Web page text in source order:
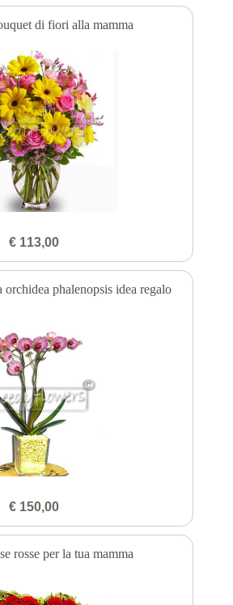
di fiori alla mamma
€ 113,00
orchidea phalenopsis idea regalo
€ 150,00
rosse per la tua mamma